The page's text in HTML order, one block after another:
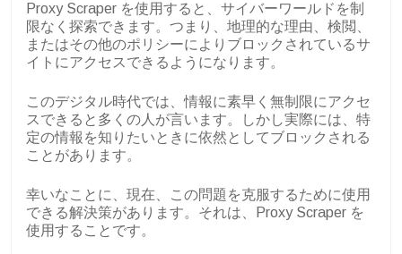
Proxy Scraper を使用すると、サイバーワールドを制
限なく探索できます。つまり、地理的な理由、検閲、
またはその他のポリシーによりブロックされているサ
イトにアクセスできるようになります。
このデジタル時代では、情報に素早く無制限にアクセ
スできると多くの人が言います。しかし実際には、特
定の情報を知りたいときに依然としてブロックされる
ことがあります。
幸いなことに、現在、この問題を克服するために使用
できる解決策があります。それは、Proxy Scraper を
使用することです。